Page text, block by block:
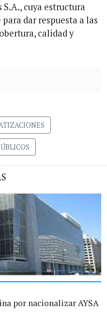
cuya estructura
dar respuesta a las
calidad y
por nacionalizar AYSA